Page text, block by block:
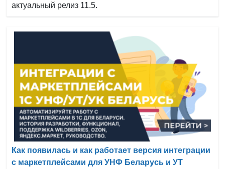
актуальный релиз 11.5.
Как появилась и как работает версия интеграции
с маркетплейсами для УНФ Беларусь и УТ